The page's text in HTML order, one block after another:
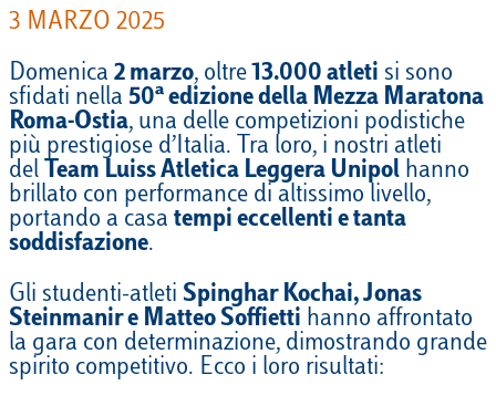
3 MARZO 2025
Domenica 2 marzo, oltre 13.000 atleti si sono
sfidati nella 50ª edizione della Mezza Maratona
Roma-Ostia, una delle competizioni podistiche
più prestigiose d’Italia. Tra loro, i nostri atleti
del Team Luiss Atletica Leggera Unipol hanno
brillato con performance di altissimo livello,
portando a casa tempi eccellenti e tanta
soddisfazione.
Gli studenti-atleti Spinghar Kochai, Jonas
Steinmanir e Matteo Soffietti hanno affrontato
la gara con determinazione, dimostrando grande
spirito competitivo. Ecco i loro risultati: